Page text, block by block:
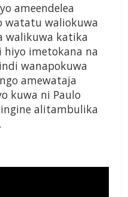
ameendelea
watatu waliokuwa
walikuwa katika
hiyo imetokana na
wanapokuwa
amewataja
kuwa ni Paulo
alitambulika